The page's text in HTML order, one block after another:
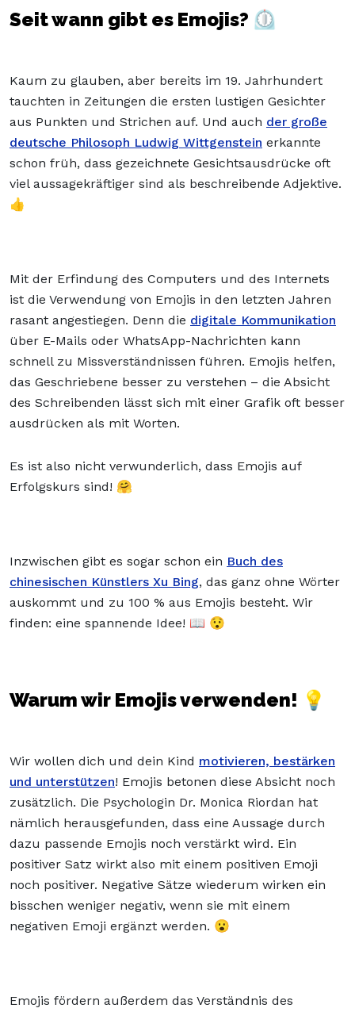
Seit wann gibt es Emojis? ⏲️
Kaum zu glauben, aber bereits im 19. Jahrhundert
tauchten in Zeitungen die ersten lustigen Gesichter
aus Punkten und Strichen auf. Und auch der große
deutsche Philosoph Ludwig Wittgenstein erkannte
schon früh, dass gezeichnete Gesichtsausdrücke oft
viel aussagekräftiger sind als beschreibende Adjektive.
👍
Mit der Erfindung des Computers und des Internets
ist die Verwendung von Emojis in den letzten Jahren
rasant angestiegen. Denn die digitale Kommunikation
über E-Mails oder WhatsApp-Nachrichten kann
schnell zu Missverständnissen führen. Emojis helfen,
das Geschriebene besser zu verstehen – die Absicht
des Schreibenden lässt sich mit einer Grafik oft besser
ausdrücken als mit Worten.
Es ist also nicht verwunderlich, dass Emojis auf
Erfolgskurs sind! 🤗
Inzwischen gibt es sogar schon ein Buch des
chinesischen Künstlers Xu Bing, das ganz ohne Wörter
auskommt und zu 100 % aus Emojis besteht. Wir
finden: eine spannende Idee! 📖 😯
Warum wir Emojis verwenden! 💡
Wir wollen dich und dein Kind motivieren, bestärken
und unterstützen! Emojis betonen diese Absicht noch
zusätzlich. Die Psychologin Dr. Monica Riordan hat
nämlich herausgefunden, dass eine Aussage durch
dazu passende Emojis noch verstärkt wird. Ein
positiver Satz wirkt also mit einem positiven Emoji
noch positiver. Negative Sätze wiederum wirken ein
bisschen weniger negativ, wenn sie mit einem
negativen Emoji ergänzt werden. 😮
Emojis fördern außerdem das Verständnis des